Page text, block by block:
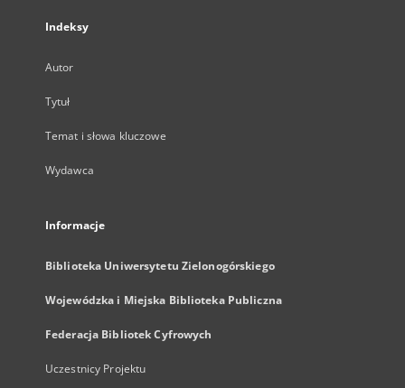
Indeksy
Autor
Tytuł
Temat i słowa kluczowe
Wydawca
Informacje
Biblioteka Uniwersytetu Zielonogórskiego
Wojewódzka i Miejska Biblioteka Publiczna
Federacja Bibliotek Cyfrowych
Uczestnicy Projektu